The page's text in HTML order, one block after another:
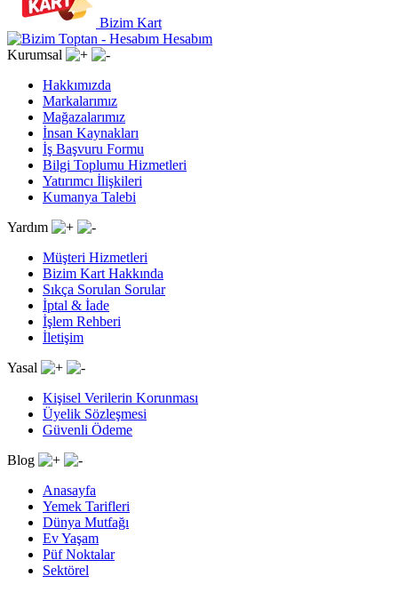
Bizim Kart
Hesabım
Kurumsal
Hakkımızda
Markalarımız
Mağazalarımız
İnsan Kaynakları
İş Başvuru Formu
Bilgi Toplumu Hizmetleri
Yatırımcı İlişkileri
Kumanya Talebi
Yardım
Müşteri Hizmetleri
Bizim Kart Hakkında
Sıkça Sorulan Sorular
İptal & İade
İşlem Rehberi
İletişim
Yasal
Kişisel Verilerin Korunması
Üyelik Sözleşmesi
Güvenli Ödeme
Blog
Anasayfa
Yemek Tarifleri
Dünya Mutfağı
Ev Yaşam
Püf Noktalar
Sektörel